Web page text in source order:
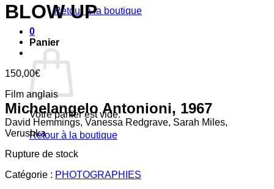
Retour à la boutique
0
Panier
Votre panier est vide.
Retour à la boutique
BLOW UP
150,00€
Film anglais
Michelangelo Antonioni, 1967
David Hemmings, Vanessa Redgrave, Sarah Miles,
Verushka
Rupture de stock
Catégorie : PHOTOGRAPHIES